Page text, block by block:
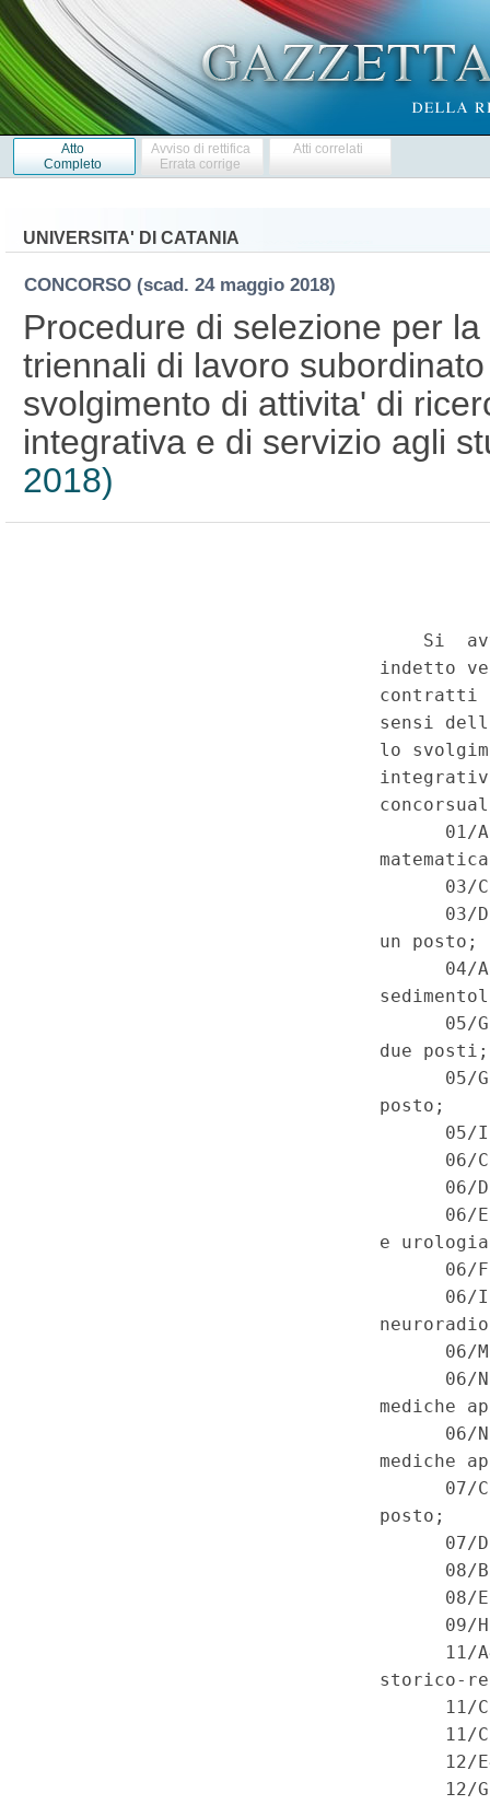
Atto
Completo
Avviso di rettifica
Errata corrige
Atti correlati
UNIVERSITA' DI CATANIA
CONCORSO (scad. 24 maggio 2018)
Procedure di selezione per
triennali di lavoro
svolgimento di attivita' di
integrativa e di servizio agli
2018)